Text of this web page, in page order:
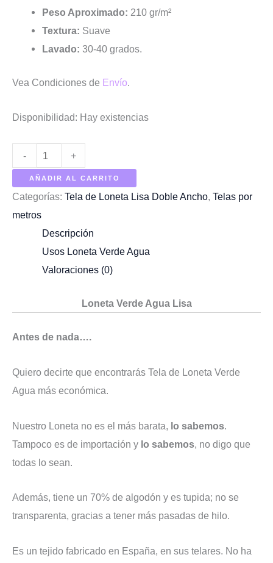
Peso Aproximado: 210 gr/m²
Textura: Suave
Lavado: 30-40 grados.
Vea Condiciones de Envío
Disponibilidad: Hay existencias
Cantidad
de
Loneta
- +
AÑADIR AL CARRITO
Categorías: Tela de Loneta Lisa Doble Ancho, Telas por
metros
Descripción
Usos Loneta Verde Agua
Valoraciones (0)
Loneta Verde Agua Lisa
Antes de nada….
Quiero decirte que encontrarás Tela de Loneta Verde
Agua más económica.
Nuestro Loneta no es el más barata, lo sabemos.
Tampoco es de importación y lo sabemos, no digo que
todas lo sean.
Además, tiene un 70% de algodón y es tupida; no se
transparenta, gracias a tener más pasadas de hilo.
Es un tejido fabricado en España, en sus telares. No ha